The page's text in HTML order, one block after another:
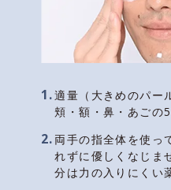
1.適量（大きめのパー
頬・額・鼻・あごの
2. 両手の指全体を使っ
れずに優しくなじま
分は力の入りにくい